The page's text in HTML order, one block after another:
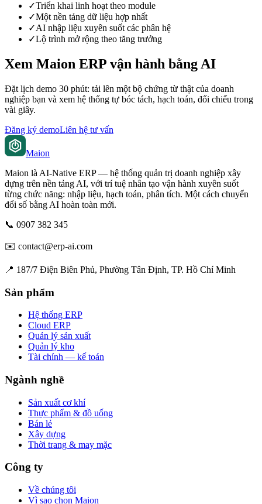
✓Triển khai linh hoạt theo module
✓Một nền tảng dữ liệu hợp nhất
✓AI nhập liệu xuyên suốt các phân hệ
✓Lộ trình mở rộng theo tăng trưởng
Xem Maion ERP vận hành bằng AI
Đặt lịch demo 30 phút: tải lên một bộ chứng từ thật của doanh
nghiệp bạn và xem hệ thống tự bóc tách, hạch toán, đối chiếu trong
vài giây.
Đăng ký demoLiên hệ tư vấn
Maion
Maion là AI-Native ERP — hệ thống quản trị doanh nghiệp xây
dựng trên nền tảng AI, với trí tuệ nhân tạo vận hành xuyên suốt
từng chức năng: nhập liệu, hạch toán, phân tích. Một cách chuyển
đổi số bằng AI hoàn toàn mới.
📞 0907 382 345
✉️ contact@erp-ai.com
📍 187/7 Điện Biên Phủ, Phường Tân Định, TP. Hồ Chí Minh
Sản phẩm
Hệ thống ERP
Cloud ERP
Quản lý sản xuất
Quản lý kho
Tài chính — kế toán
Ngành nghề
Sản xuất cơ khí
Thực phẩm & đồ uống
Bán lẻ
Xây dựng
Thời trang & may mặc
Công ty
Về chúng tôi
Vì sao chọn Maion